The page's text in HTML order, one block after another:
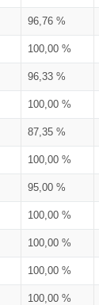
96,76 %
100,00 %
96,33 %
100,00 %
87,35 %
100,00 %
95,00 %
100,00 %
100,00 %
100,00 %
100,00 %